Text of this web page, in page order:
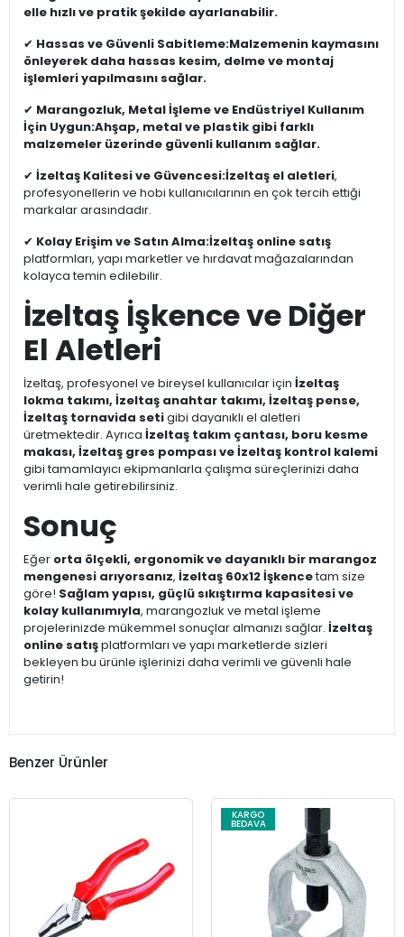
elle hızlı ve pratik şekilde ayarlanabilir.
✔ Hassas ve Güvenli Sabitleme:Malzemenin kaymasını
önleyerek daha hassas kesim, delme ve montaj
işlemleri yapılmasını sağlar.
✔ Marangozluk, Metal İşleme ve Endüstriyel Kullanım
İçin Uygun:Ahşap, metal ve plastik gibi farklı
malzemeler üzerinde güvenli kullanım sağlar.
✔ İzeltaş Kalitesi ve Güvencesi:İzeltaş el aletleri,
profesyonellerin ve hobi kullanıcılarının en çok tercih ettiği
markalar arasındadır.
✔ Kolay Erişim ve Satın Alma:İzeltaş online satış
platformları, yapı marketler ve hırdavat mağazalarından
kolayca temin edilebilir.
İzeltaş İşkence ve Diğer
El Aletleri
İzeltaş, profesyonel ve bireysel kullanıcılar için İzeltaş
lokma takımı, İzeltaş anahtar takımı, İzeltaş pense,
İzeltaş tornavida setigibi dayanıklı el aletleri
üretmektedir. Ayrıca İzeltaş takım çantası, boru kesme
makası, İzeltaş gres pompası ve İzeltaş kontrol kalemi
gibi tamamlayıcı ekipmanlarla çalışma süreçlerinizi daha
verimli hale getirebilirsiniz.
Sonuç
Eğer orta ölçekli, ergonomik ve dayanıklı bir marangoz
mengenesi arıyorsanız, İzeltaş 60x12 İşkencetam size
göre! Sağlam yapısı, güçlü sıkıştırma kapasitesi ve
kolay kullanımıyla, marangozluk ve metal işleme
projelerinizde mükemmel sonuçlar almanızı sağlar. İzeltaş
online satışplatformları ve yapı marketlerde sizleri
bekleyen bu ürünle işlerinizi daha verimli ve güvenli hale
getirin!
Benzer Ürünler
KARGO
BEDAVA